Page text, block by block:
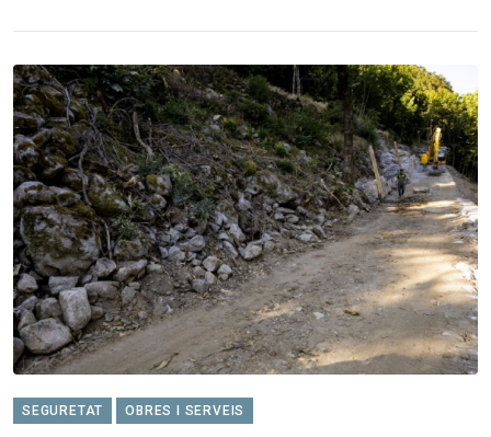
SEGURETAT OBRES I SERVEIS